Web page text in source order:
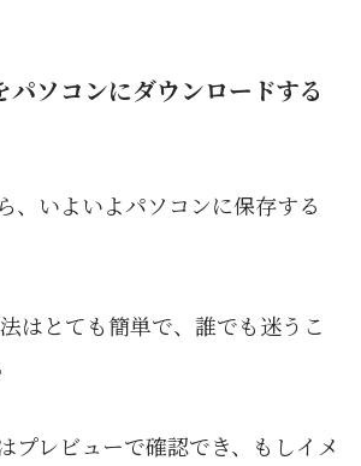
ソコンにダウンロードする
、いよいよパソコンに保存する
はとても簡単で、誰でも迷うこ
プレビューで確認でき、もしイメ